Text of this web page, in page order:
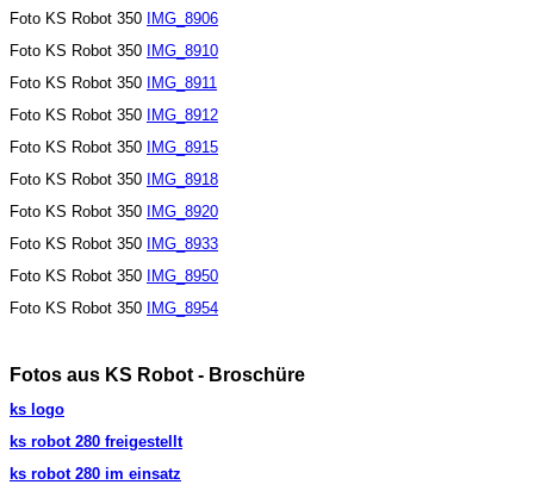
Foto KS Robot 350
IMG_8906
Foto KS Robot 350
IMG_8910
Foto KS Robot 350
IMG_8911
Foto KS Robot 350
IMG_8912
Foto KS Robot 350
IMG_8915
Foto KS Robot 350
IMG_8918
Foto KS Robot 350
IMG_8920
Foto KS Robot 350
IMG_8933
Foto KS Robot 350
IMG_8950
Foto KS Robot 350
IMG_8954
Fotos aus KS Robot - Broschüre
ks logo
ks robot 280 freigestellt
ks robot 280 im einsatz